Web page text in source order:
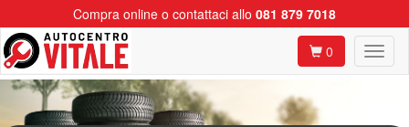
Compra online o contattaci allo 081 879 7018
0